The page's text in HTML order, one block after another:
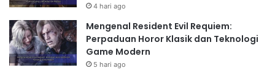
4 hari ago
Mengenal Resident Evil Requiem:
Perpaduan Horor Klasik dan Teknologi
Game Modern
5 hari ago